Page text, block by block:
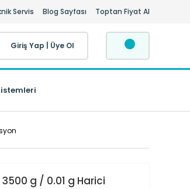
Servis Blog Sayfası Toptan Fiyat Al
Giriş Yap Üye Ol
3500 g / 0.01 g Harici